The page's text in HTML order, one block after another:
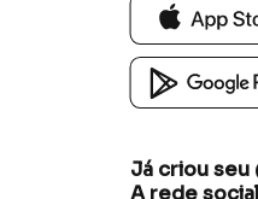
Já criou seu